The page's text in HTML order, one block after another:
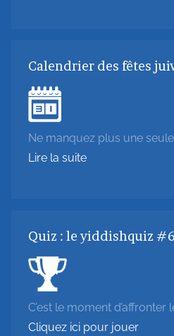
Calendrier des fêtes
Ne manquez plus une
Lire la suite
Quiz : le yiddishquiz
C’est le moment d’affronter
Cliquez ici pour jouer